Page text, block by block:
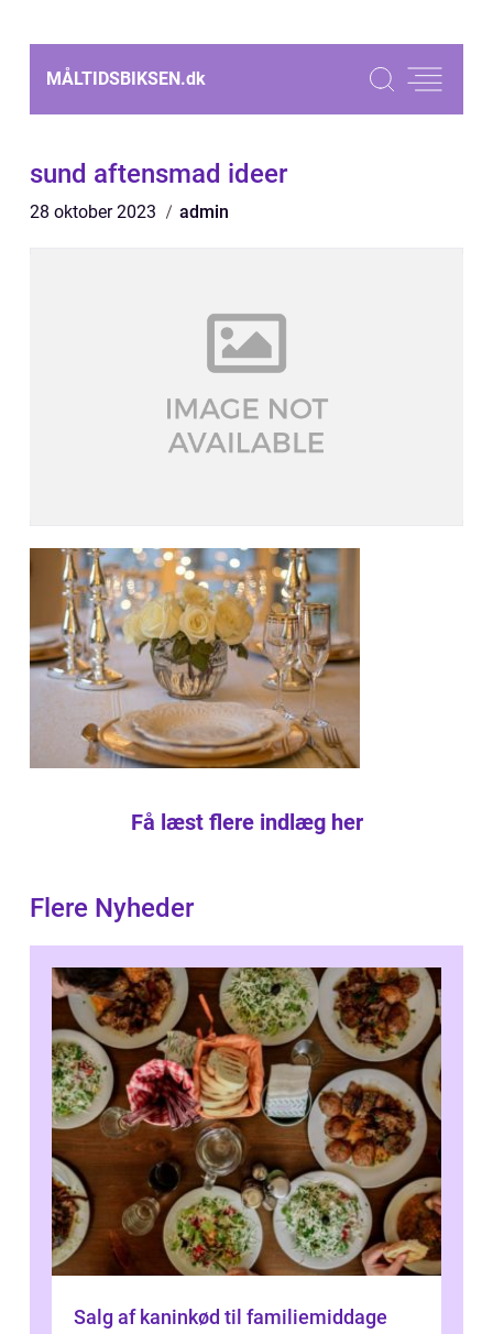
MÅLTIDSBIKSEN.dk
sund aftensmad ideer
28 oktober 2023 admin
Få læst flere indlæg her
Flere Nyheder
Salg af kaninkød til familiemiddage